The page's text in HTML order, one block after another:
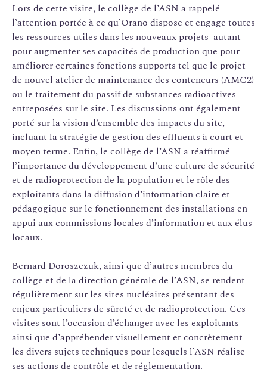
Lors de cette visite, le collège de l’ASN a rappelé
l’attention portée à ce qu’Orano dispose et engage toutes
les ressources utiles dans les nouveaux projets autant
pour augmenter ses capacités de production que pour
améliorer certaines fonctions supports tel que le projet
de nouvel atelier de maintenance des conteneurs (AMC2)
ou le traitement du passif de substances radioactives
entreposées sur le site. Les discussions ont également
porté sur la vision d’ensemble des impacts du site,
incluant la stratégie de gestion des effluents à court et
moyen terme. Enfin, le collège de l’ASN a réaffirmé
l’importance du développement d’une culture de sécurité
et de radioprotection de la population et le rôle des
exploitants dans la diffusion d’information claire et
pédagogique sur le fonctionnement des installations en
appui aux commissions locales d’information et aux élus
locaux.
Bernard Doroszczuk, ainsi que d’autres membres du
collège et de la direction générale de l’ASN, se rendent
régulièrement sur les sites nucléaires présentant des
enjeux particuliers de sûreté et de radioprotection. Ces
visites sont l’occasion d’échanger avec les exploitants
ainsi que d’appréhender visuellement et concrètement
les divers sujets techniques pour lesquels l’ASN réalise
ses actions de contrôle et de réglementation.